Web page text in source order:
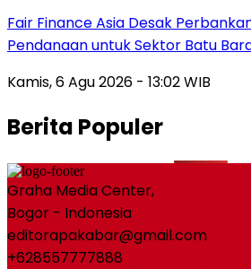
Fair Finance Asia Desak
Pendanaan untuk Sektor Batu
Kamis, 6 Agu 2026 - 13:02 WIB
Berita Populer
Graha Media Center,
Bogor - Indonesia
editorapakabar@gmail.com
+628557777888